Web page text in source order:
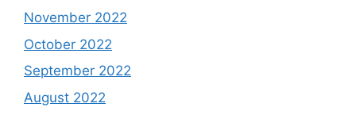
November 2022
October 2022
September 2022
August 2022